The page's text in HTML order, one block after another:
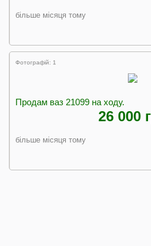
більше місяця тому
Фотографій: 1
Продам ваз 21099 на ходу.
26 000
більше місяця тому